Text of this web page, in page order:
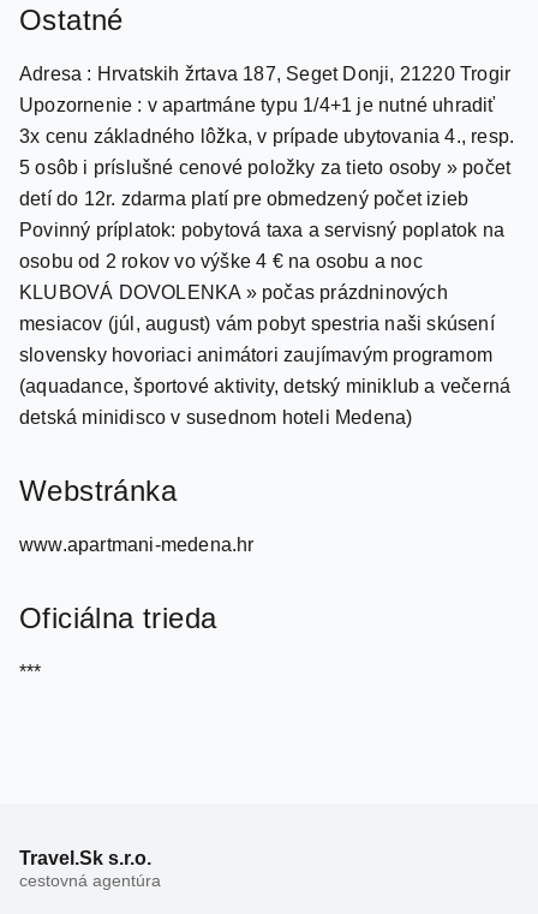
Adresa : Hrvatskih žrtava 187, Seget Donji, 21220 Trogir
3x cenu základného lôžka, v prípade ubytovania 4., resp.
5 osôb i príslušné cenové položky za tieto osoby » počet
detí do 12r. zdarma platí pre obmedzený počet izieb
Povinný príplatok: pobytová taxa a servisný poplatok na
osobu od 2 rokov vo výške 4 € na osobu a noc
KLUBOVÁ DOVOLENKA » počas prázdninových
mesiacov (júl, august) vám pobyt spestria naši skúsení
slovensky hovoriaci animátori zaujímavým programom
(aquadance, športové aktivity, detský miniklub a večerná
detská minidisco v susednom hoteli Medena)
www.apartmani-medena.hr
***
Callcentrum